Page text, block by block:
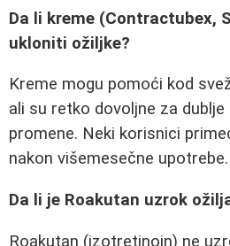
Da li kreme (Contractubex,
ukloniti ožiljke?
Kreme mogu pomoći kod
ali su retko dovoljne za
promene. Neki korisnici
nakon višemesečne upotrebe.
Da li je Roakutan uzrok
Roakutan (izotretinoin) ne